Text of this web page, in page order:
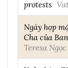
protests
Ngày họp
Cha của
Teresa